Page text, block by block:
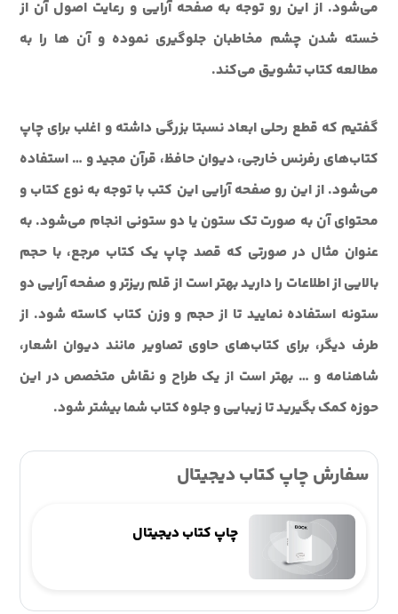
مي‌شود. از اين رو توجه به صفحه آرايي و رعايت اصول آن از
خسته شدن چشم مخاطبان جلوگيري نموده و آن ها را به
مطالعه کتاب تشويق مي‌کند.
گفتيم که قطع رحلي ابعاد نسبتا بزرگي داشته و اغلب براي چاپ
کتاب‌هاي رفرنس خارجي، ديوان حافظ، قرآن مجيد و … استفاده
مي‌شود. از اين رو صفحه آرايي اين کتب با توجه به نوع کتاب و
محتواي آن به صورت تک ستون يا دو ستوني انجام مي‌شود. به
عنوان مثال در صورتي که قصد چاپ يک کتاب مرجع، با حجم
بالايي از اطلاعات را داريد بهتر است از قلم ريزتر و صفحه آرايي دو
ستونه استفاده نماييد تا از حجم و وزن کتاب کاسته شود. از
طرف ديگر، براي کتاب‌هاي حاوي تصاوير مانند ديوان اشعار،
شاهنامه و … بهتر است از يک طراح و نقاش متخصص در اين
حوزه کمک بگيريد تا زيبايي و جلوه کتاب شما بيشتر شود.
سفارش چاپ کتاب دیجیتال
چاپ کتاب دیجیتال